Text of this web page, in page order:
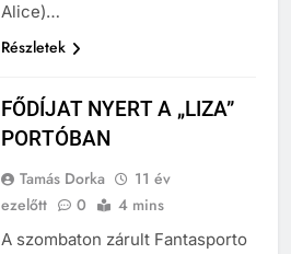
Alice)…
Részletek
FŐDÍJAT NYERT A „LIZA”
PORTÓBAN
Tamás Dorka
11 év
ezelőtt
0 4 mins
A szombaton zárult Fantasporto